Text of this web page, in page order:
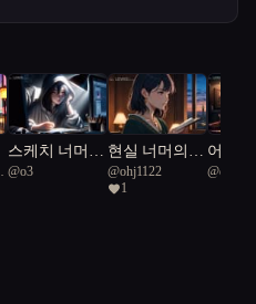
스케치 너머의
온도
@o3
현실 너머의
연애
@ohj1122
1
어둠
수
@